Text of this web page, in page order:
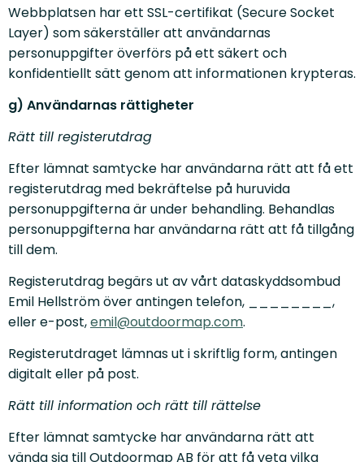
Webbplatsen har ett SSL-certifikat (Secure Socket
Layer) som säkerställer att användarnas
personuppgifter överförs på ett säkert och
konfidentiellt sätt genom att informationen krypteras.
g) Användarnas rättigheter
Rätt till registerutdrag
Efter lämnat samtycke har användarna rätt att få ett
registerutdrag med bekräftelse på huruvida
personuppgifterna är under behandling. Behandlas
personuppgifterna har användarna rätt att få tillgång
till dem.
Registerutdrag begärs ut av vårt dataskyddsombud
Emil Hellström över antingen telefon,
,
eller e-post,emil@outdoormap.com.
Registerutdraget lämnas ut i skriftlig form, antingen
digitalt eller på post.
Rätt till information och rätt till rättelse
Efter lämnat samtycke har användarna rätt att
vända sig till Outdoormap AB för att få veta vilka